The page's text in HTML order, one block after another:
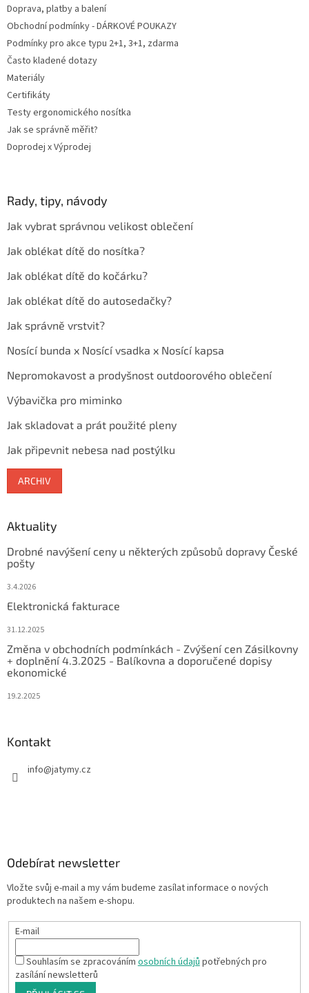
Doprava, platby a balení
Obchodní podmínky - DÁRKOVÉ POUKAZY
Podmínky pro akce typu 2+1, 3+1, zdarma
Často kladené dotazy
Materiály
Certifikáty
Testy ergonomického nosítka
Jak se správně měřit?
Doprodej x Výprodej
Rady, tipy, návody
Jak vybrat správnou velikost oblečení
Jak oblékat dítě do nosítka?
Jak oblékat dítě do kočárku?
Jak oblékat dítě do autosedačky?
Jak správně vrstvit?
Nosící bunda x Nosící vsadka x Nosící kapsa
Nepromokavost a prodyšnost outdoorového oblečení
Výbavička pro miminko
Jak skladovat a prát použité pleny
Jak připevnit nebesa nad postýlku
ARCHIV
Aktuality
Drobné navýšení ceny u některých způsobů dopravy České
pošty
3.4.2026
Elektronická fakturace
31.12.2025
Změna v obchodních podmínkách - Zvýšení cen Zásilkovny
+ doplnění 4.3.2025 - Balíkovna a doporučené dopisy
ekonomické
19.2.2025
Kontakt
info@jatymy.cz
Odebírat newsletter
Vložte svůj e-mail a my vám budeme zasílat informace o nových
produktech na našem e-shopu.
E-mail
Souhlasím se zpracovánímosobních údajůpotřebných pro
zasílání newsletterů